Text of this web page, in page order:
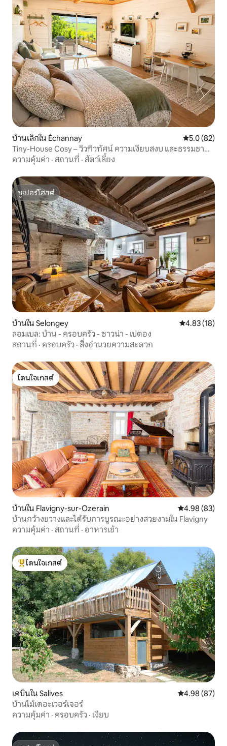
บ้านเล็กใน Échannay คะแนนเฉลี่ย
5.0 (82)
Tiny-House Cosy – วิวทิวทัศน์ ความเงียบสงบ และธรรมชาติ
ในบูร์กอญ
ความคุ้มค่า · สถานที่ · สัตว์เลี้ยง
ซูเปอร์โฮสต์
ซูเปอร์โฮสต์
บ้านใน Selongey คะแนนเฉลี่ย
4.83 (18)
ลอมเบล: บ้าน - ครอบครัว - ซาวน่า - เปตอง
สถานที่ · ครอบครัว · สิ่งอำนวยความสะดวก
โดนใจเกสต์
โดนใจเกสต์
บ้านใน Flavigny-sur-Ozerain คะแนนเฉลี่ย
4.98 (83)
บ้านกว้างขวางและได้รับการบูรณะอย่างสวยงามใน Flavigny
ความคุ้มค่า · สถานที่ · อาหารเช้า
โดนใจเกสต์ที่สุด
โดนใจเกสต์
เคบินใน Salives คะแนนเฉลี่ย
4.98 (87)
บ้านไม้เดอะเวอร์เจอร์
ความคุ้มค่า · ครอบครัว · เงียบ